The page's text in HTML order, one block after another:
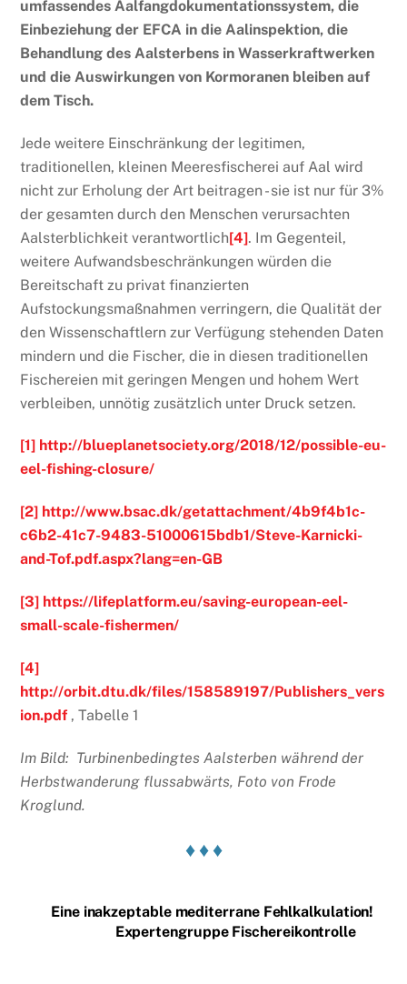
umfassendes Aalfangdokumentationssystem, die
Einbeziehung der EFCA in die Aalinspektion, die
Behandlung des Aalsterbens in Wasserkraftwerken
und die Auswirkungen von Kormoranen bleiben auf
dem Tisch.
Jede weitere Einschränkung der legitimen,
traditionellen, kleinen Meeresfischerei auf Aal wird
nicht zur Erholung der Art beitragen - sie ist nur für 3%
der gesamten durch den Menschen verursachten
Aalsterblichkeit verantwortlich[4]. Im Gegenteil,
weitere Aufwandsbeschränkungen würden die
Bereitschaft zu privat finanzierten
Aufstockungsmaßnahmen verringern, die Qualität der
den Wissenschaftlern zur Verfügung stehenden Daten
mindern und die Fischer, die in diesen traditionellen
Fischereien mit geringen Mengen und hohem Wert
verbleiben, unnötig zusätzlich unter Druck setzen.
[1] http://blueplanetsociety.org/2018/12/possible-eu-
eel-fishing-closure/
[2] http://www.bsac.dk/getattachment/4b9f4b1c-
c6b2-41c7-9483-51000615bdb1/Steve-Karnicki-
and-Tof.pdf.aspx?lang=en-GB
[3] https://lifeplatform.eu/saving-european-eel-
small-scale-fishermen/
[4]
http://orbit.dtu.dk/files/158589197/Publishers_vers
ion.pdf , Tabelle 1
Im Bild: Turbinenbedingtes Aalsterben während der
Herbstwanderung flussabwärts, Foto von Frode
Kroglund.
♦ ♦ ♦
Eine inakzeptable mediterrane Fehlkalkulation!
Expertengruppe Fischereikontrolle